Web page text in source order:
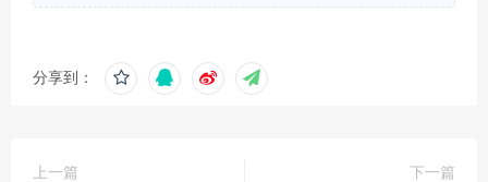
分享到：
上一篇
下一篇